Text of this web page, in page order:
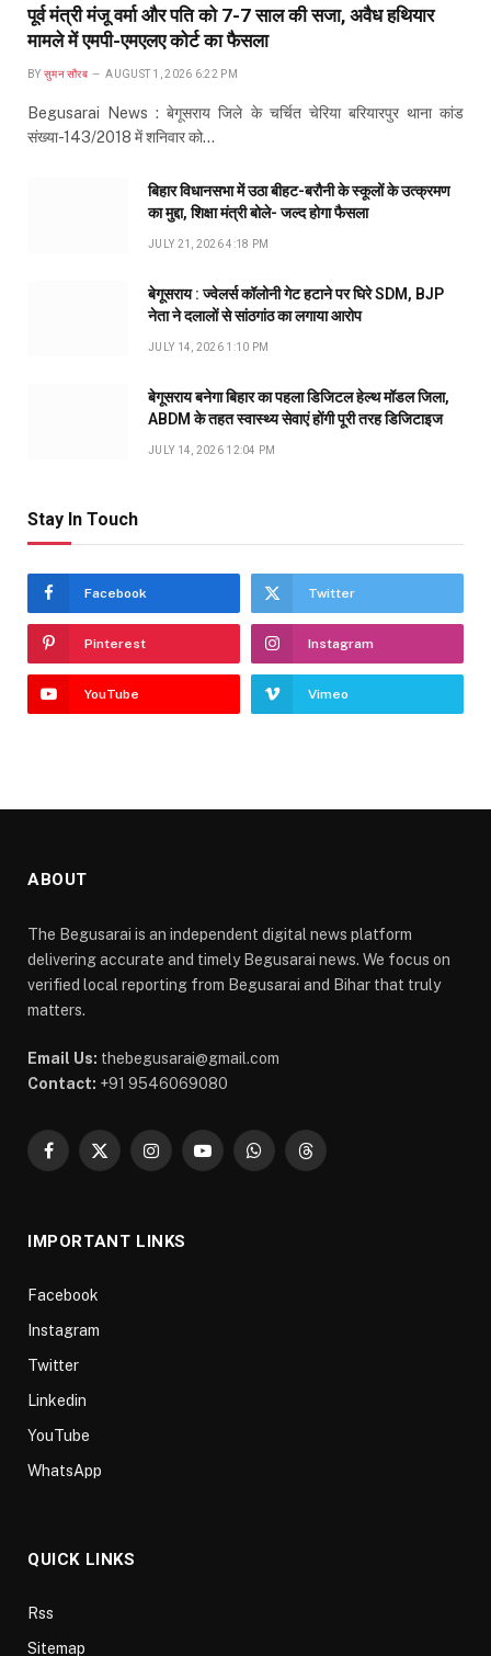
पूर्व मंत्री मंजू वर्मा और पति को 7-7 साल की सजा, अवैध हथियार
मामले में एमपी-एमएलए कोर्ट का फैसला
BY सुमन सौरब AUGUST 1, 2026 6:22 PM
Begusarai News : बेगूसराय जिले के चर्चित चेरिया बरियारपुर थाना कांड
संख्या-143/2018 में शनिवार को…
बिहार विधानसभा में उठा बीहट-बरौनी के स्कूलों के उत्क्रमण
का मुद्दा, शिक्षा मंत्री बोले- जल्द होगा फैसला
JULY 21, 2026 4:18 PM
बेगूसराय : ज्वेलर्स कॉलोनी गेट हटाने पर घिरे SDM, BJP
नेता ने दलालों से सांठगांठ का लगाया आरोप
JULY 14, 2026 1:10 PM
बेगूसराय बनेगा बिहार का पहला डिजिटल हेल्थ मॉडल जिला,
ABDM के तहत स्वास्थ्य सेवाएं होंगी पूरी तरह डिजिटाइज
JULY 14, 2026 12:04 PM
Stay In Touch
Facebook Twitter
Pinterest Instagram
YouTube Vimeo
ABOUT
The Begusarai is an independent digital news platform
delivering accurate and timely Begusarai news. We focus on
verified local reporting from Begusarai and Bihar that truly
matters.
Email Us: thebegusarai@gmail.com
Contact: +91 9546069080
Facebook
X
InstagramYouTubeWhatsAppThreads
IMPORTANT LINKS
Facebook
Instagram
Twitter
Linkedin
YouTube
WhatsApp
QUICK LINKS
Rss
Sitemap